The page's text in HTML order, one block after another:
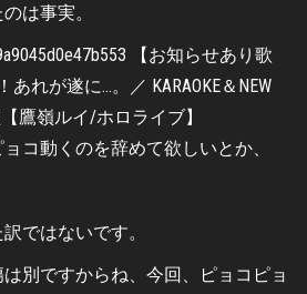
は事実。
コ動くのを辞めて欲しいとか、
ではないです。
別ですからね、今回、ピョコピョ